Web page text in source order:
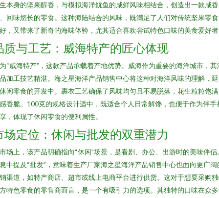
本身的坚果醇香，与模拟海洋鱿鱼的咸鲜风味相结合，创造出一款咸
回味悠长的零食。这种海陆结合的风味，既满足了人们对传统坚果零
，又带来了新奇的海味体验，尤其适合喜欢尝试特色口味的美食爱好
质与工艺：威海特产的匠心体现
“威海特产”，这款产品承载着产地优势。威海作为重要的海洋城市，其
加工技艺精湛。海之星海洋产品销售中心将这种对海洋风味的理解，
闲零食的开发中。裹衣工艺确保了风味均匀且不易脱落，花生粒粒饱
香脆。100克的规格设计适中，既适合个人日常解馋，也便于作为伴手
，体现了休闲零食的便利属性。
场定位：休闲与批发的双重潜力
场上，该产品明确指向“休闲”场景，是看剧、办公、出游时的美味伴侣
中提及“批发”，意味着生产厂家海之星海洋产品销售中心也面向更广阔
渠道，如特产商店、超市或线上电商平台进行供货。这对于想要采购
特色零食的零售商而言，是一个有吸引力的选项。其独特的口味在众